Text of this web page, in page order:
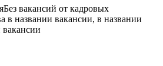
Без вакансий от кадровых
в названии вакансии, в названии